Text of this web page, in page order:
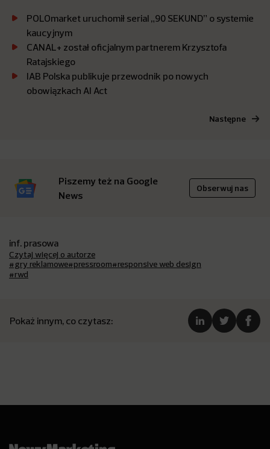
POLOmarket uruchomił serial „90 SEKUND” o systemie
kaucyjnym
CANAL+ został oficjalnym partnerem Krzysztofa
Ratajskiego
IAB Polska publikuje przewodnik po nowych
obowiązkach AI Act
Następne
Piszemy też na Google
News
Obserwuj nas
inf. prasowa
Czytaj więcej o autorze
#gry reklamowe#pressroom#responsive web design
#rwd
Pokaż innym, co czytasz: